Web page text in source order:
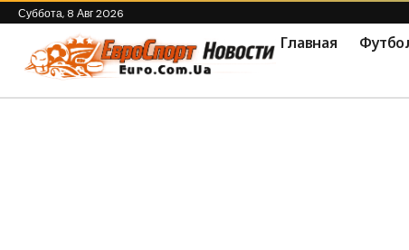
Суббота, 8 Авг 2026
Главная